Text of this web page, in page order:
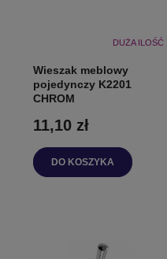
DUŻA ILOŚĆ
Wieszak meblowy
pojedynczy K2201
CHROM
11,10 zł
DO KOSZYKA